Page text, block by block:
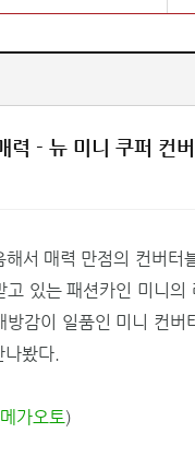
력 - 뉴 미니 쿠퍼 컨
서 매력 만점의 컨버터
고 있는 패션카인 미니
방감이 일품인 미니 컨
나봤다.
메가오토)